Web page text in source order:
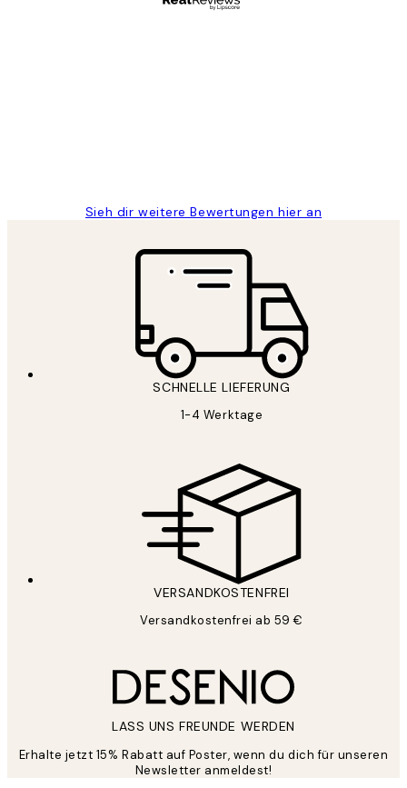
Sieh dir weitere Bewertungen hier an
SCHNELLE LIEFERUNG
1-4 Werktage
VERSANDKOSTENFREI
Versandkostenfrei ab 59 €
LASS UNS FREUNDE WERDEN
Erhalte jetzt 15% Rabatt auf Poster, wenn du dich für unseren
Newsletter anmeldest!